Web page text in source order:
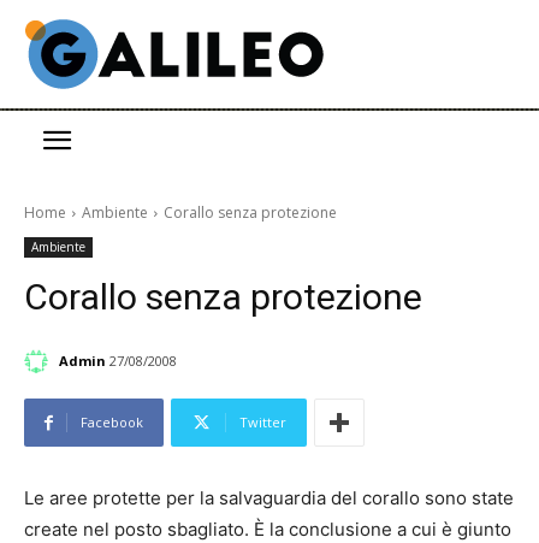
Home Ambiente Corallo senza protezione
Ambiente
Corallo senza protezione
Admin 27/08/2008
Facebook Twitter
Le aree protette per la salvaguardia del corallo sono state
create nel posto sbagliato. È la conclusione a cui è giunto